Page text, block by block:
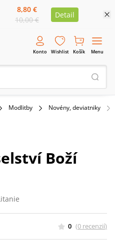
8,80 €
10,00 €
Detail
Konto Wishlist Košík Menu
Modlitby Novény, deviatniky
Boží
0 (0 recenzií)